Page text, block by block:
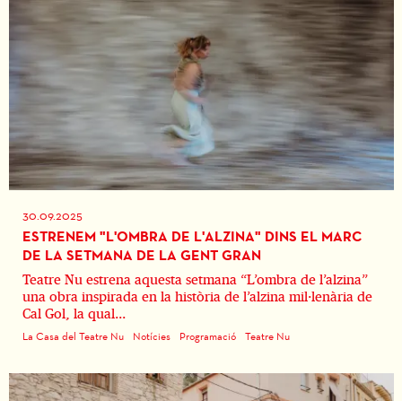
30.09.2025
ESTRENEM "L'OMBRA DE L'ALZINA" DINS EL MARC
DE LA SETMANA DE LA GENT GRAN
Teatre Nu estrena aquesta setmana “L’ombra de l’alzina”
una obra inspirada en la història de l’alzina mil·lenària de
Cal Gol, la qual...
La Casa del Teatre Nu Notícies Programació Teatre Nu